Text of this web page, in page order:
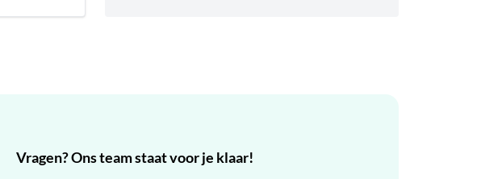
Vragen? Ons team staat voor je klaar!